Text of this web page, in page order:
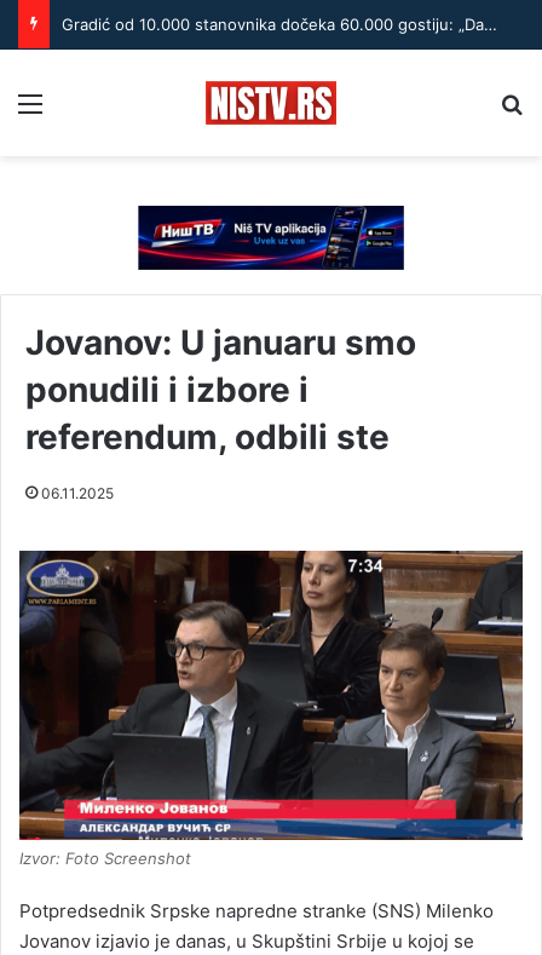
Gradić od 10.000 stanovnika dočeka 60.000 gostiju: „Dani banice“ obaraju rekorde
Jovanov: U januaru smo
ponudili i izbore i
referendum, odbili ste
06.11.2025
Izvor: Foto Screenshot
Potpredsednik Srpske napredne stranke (SNS) Milenko
Jovanov izjavio je danas, u Skupštini Srbije u kojoj se